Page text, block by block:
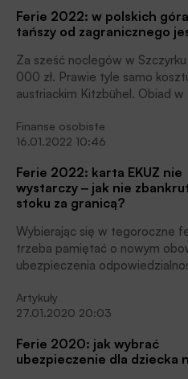
Ferie 2022: w polskich
tańszy od zagranicznego
Za sześć noclegów w
000 zł. Prawie tyle samo
austriackim Kitzbühel. Obiad
tańsze niż za granicą, czytamy
rankomat.pl.
Finanse osobiste
16.01.2022 10:46
Ferie 2022: karta EKUZ nie
wystarczy ‒ jak nie
stoku za granicą?
Wybierając się w tegoroczne
trzeba pamiętać o nowym
ubezpieczenia
leczenia oraz ratownictwa i
związane z wypadkiem na
przekroczyć nawet 100 czy
poza Europę, to nawet 4-5
informacji prasowej Mondial
Artykuły
27.01.2020 20:03
Ferie 2020: jak wybrać
ubezpieczenie dla dziecka